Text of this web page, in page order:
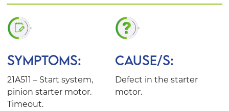
SYMPTOMS: CAUSE/S:
21A511 – Start system,
pinion starter motor.
Timeout.
Defect in the starter
motor.